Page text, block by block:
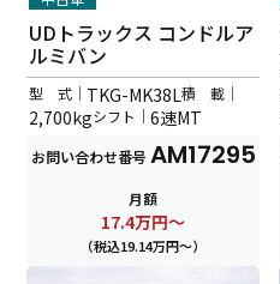
UDトラックス コンドルア
ルミバン
型 式｜ TKG-MK38L積 載｜
2,700kgシフト｜6速MT
お問い合わせ番号 AM17295
月額
17.4万円～
（税込19.14万円～）